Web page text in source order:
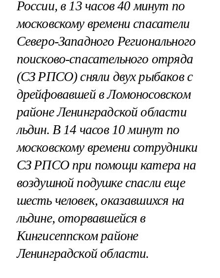
России, в 13 часов 40 минут по
московскому времени спасатели
Северо-Западного Регионального
поисково-спасательного отряда
(СЗ РПСО) сняли двух рыбаков с
дрейфовавшей в Ломоносовском
районе Ленинградской области
льдин. В 14 часов 10 минут по
московскому времени сотрудники
СЗ РПСО при помощи катера на
воздушной подушке спасли еще
шесть человек, оказавшихся на
льдине, оторвавшейся в
Кингисеппском районе
Ленинградской области.